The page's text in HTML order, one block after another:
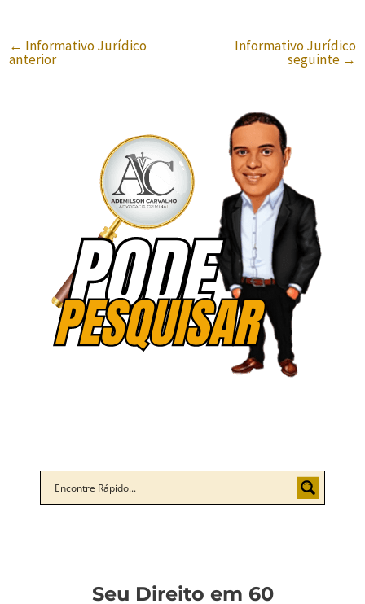
← Informativo Jurídico
anterior
Informativo Jurídico
seguinte →
Seu Direito em 60